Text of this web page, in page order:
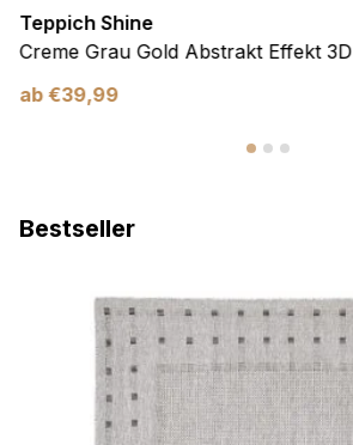
Teppich Shine
Creme Grau Gold Abstrakt Effekt 3D
ab €39,99
Bestseller